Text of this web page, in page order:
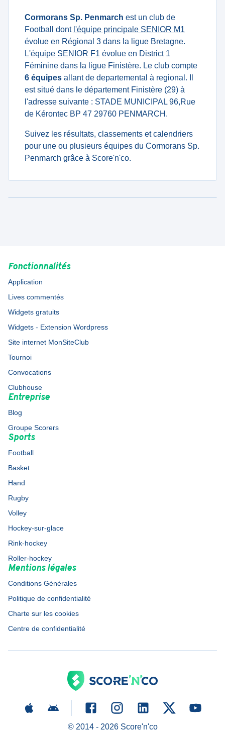
Cormorans Sp. Penmarch est un club de
Football dont l'équipe principale SENIOR M1
évolue en Régional 3 dans la ligue Bretagne.
L'équipe SENIOR F1 évolue en District 1
Féminine dans la ligue Finistère. Le club compte
6 équipes allant de departemental à regional. Il
est situé dans le département Finistère (29) à
l'adresse suivante : STADE MUNICIPAL 96,Rue
de Kérontec BP 47 29760 PENMARCH.
Suivez les résultats, classements et calendriers
pour une ou plusieurs équipes du Cormorans Sp.
Penmarch grâce à Score'n'co.
Fonctionnalités
Application
Lives commentés
Widgets gratuits
Widgets - Extension Wordpress
Site internet MonSiteClub
Tournoi
Convocations
Clubhouse
Entreprise
Blog
Groupe Scorers
Sports
Football
Basket
Hand
Rugby
Volley
Hockey-sur-glace
Rink-hockey
Roller-hockey
Mentions légales
Conditions Générales
Politique de confidentialité
Charte sur les cookies
Centre de confidentialité
© 2014 - 2026Score'n'co